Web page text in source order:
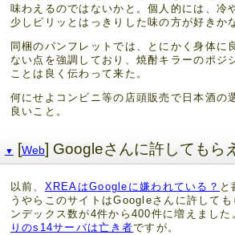
味わえるのではないかと。個人的には、冷
少しピリッとはっきりした味の方が好きか
同梱のパンフレットでは、とにかく身体に
ない点を強調しており、焼酎キラーのポジ
ことは良く伝わって来た。
何にせよコンビニ等の店頭販売で日本酒の
良いこと。
▼ [Web] Googleさんに許してもら
以前、 XREAはGoogleに嫌われている？ と
うやらこのサイトはGoogleさんに許しても
ンデックス数が4件から400件に増えました
りのs14サーバは亡き者ですが。